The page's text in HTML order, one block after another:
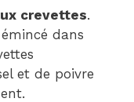
crevettes.
dans
et de poivre